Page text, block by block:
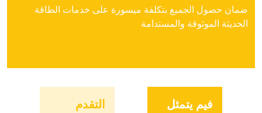
ضمان حصول الجميع بتكلفة ميسورة على خدمات الطاقة
الحديثة الموثوقة والمستدامة
فيم يتمثل
التقدم